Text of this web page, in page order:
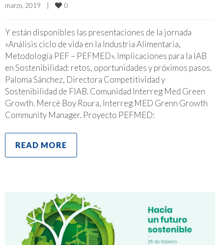
marzo, 2019
0
Y están disponibles las presentaciones de la jornada
«Análisis ciclo de vida en la Industria Alimentaria,
Metodología PEF – PEFMED». Implicaciones para la IAB
en Sostenibilidad: retos, oportunidades y próximos pasos.
Paloma Sánchez, Directora Competitividad y
Sostenibilidad de FIAB. Comunidad Interreg Med Green
Growth. Mercè Boy Roura, Interreg MED Grenn Growth
Community Manager. Proyecto PEFMED:
READ MORE